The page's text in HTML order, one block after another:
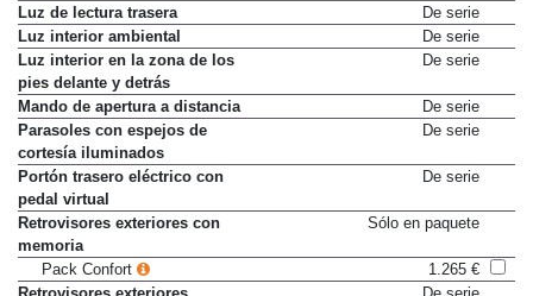
Luz de lectura trasera
De serie
Luz interior ambiental
De serie
Luz interior en la zona de los
pies delante y detrás
De serie
Mando de apertura a distancia
De serie
Parasoles con espejos de
cortesía iluminados
De serie
Portón trasero eléctrico con
pedal virtual
De serie
Retrovisores exteriores con
memoria
Sólo en paquete
Pack Confort
1.265 €